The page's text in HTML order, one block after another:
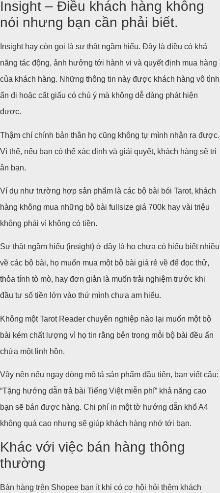
Insight – Điều khách hàng không
nói nhưng bạn cần phải biết.
Insight hay còn gọi là sự thật ngầm hiểu. Đây là điều có khả
năng tác động, ảnh hưởng tới hành vi và quyết định mua hàng
của khách hàng. Những thông tin này được khách hàng vô tình
ẩn đi hoặc cất giấu có chủ ý mà không dễ dàng phát hiện
được.
Thậm chí chính bản thân họ cũng không tự mình nhận ra được.
Vì thế, nếu bạn có thể xác định và giải quyết, khách hàng sẽ tri
ân bạn.
Ví dụ như trường hợp sản phẩm là các bộ bài bói Tarot, khách
hàng không mua những bộ bài fullsize giá 700k hay vài triệu
không phải vì không có tiền.
Sự thật ngầm hiểu (insight) ở đây là họ chưa có hiểu biết nhiều
về các bộ bài, họ muốn mua một bộ bài giá rẻ về để đọc thử,
thỏa tính tò mò, hay đơn giản là muốn trải nghiệm trước khi
đầu tư số tiền lớn vào thứ mình chưa am hiểu.
Không một Tarot Reader chuyên nghiệp nào lại muốn một bộ
bài kém chất lượng vì họ tin rằng bên trong mỗi bộ bài đều ẩn
chứa một linh hồn.
Vậy nên nếu ngay dòng mô tả sản phẩm đầu tiên, bạn viết câu:
“Tặng hướng dẫn trả bài Tiếng Việt miễn phí” khả năng cao
bạn sẽ bán được hàng. Chi phí in một tờ hướng dẫn khổ A4
không quá cao nhưng sẽ giúp khách hàng nhớ tới bạn.
Khác với việc bán hàng thông
thường
Bán hàng trên Shopee bạn ít khi có cơ hội hỏi thêm khách